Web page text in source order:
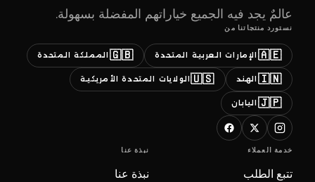
عالمٌ يجد فيه الجميع خياراتهم المفضلة بسهولة.
نستورد منتجاتنا من
🇦🇪 الإمارات العربية المتحدة 🇬🇧 المملكة المتحدة
🇮🇳 الهند 🇺🇸الولايات المتحدة الأمريكية
🇯🇵 اليابان
خدمة العملاء
تتبع الطلب
نبذة عنا
نبذة عنا